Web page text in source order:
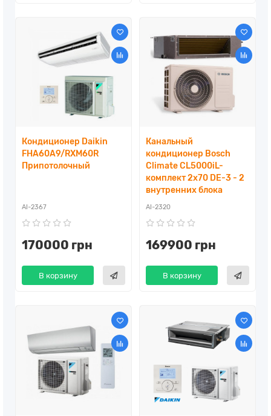
Кондиционер Daikin
FHA60A9/RXM60R
Припотолочный
AI-2367
170000 грн
В корзину
Канальный
кондиционер Bosch
Climate CL5000iL-
комплект 2x70 DE-3 - 2
внутренних блока
AI-2320
169900 грн
В корзину